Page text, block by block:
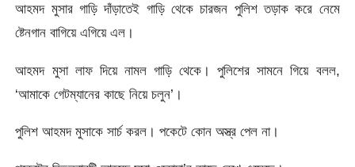
আহমদ মুসার গাড়ি দাঁড়াতেই গাড়ি থেকে চারজন পুলিশ তড়াক করে নেমে
ষ্টেনগান বাগিয়ে এগিয়ে এল।
আহমদ মুসা লাফ দিয়ে নামল গাড়ি থেকে। পুলিশের সামনে গিয়ে বলল,
‘আমাকে গেটম্যানের কাছে নিয়ে চলুন’।
পুলিশ আহমদ মুসাকে সার্চ করল। পকেটে কোন অস্ত্র পেল না।